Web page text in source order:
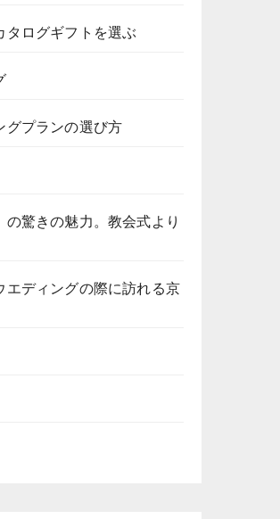
タログギフトを選ぶ
グプランの選び方
の驚きの魅力。教会式より
エディングの際に訪れる京